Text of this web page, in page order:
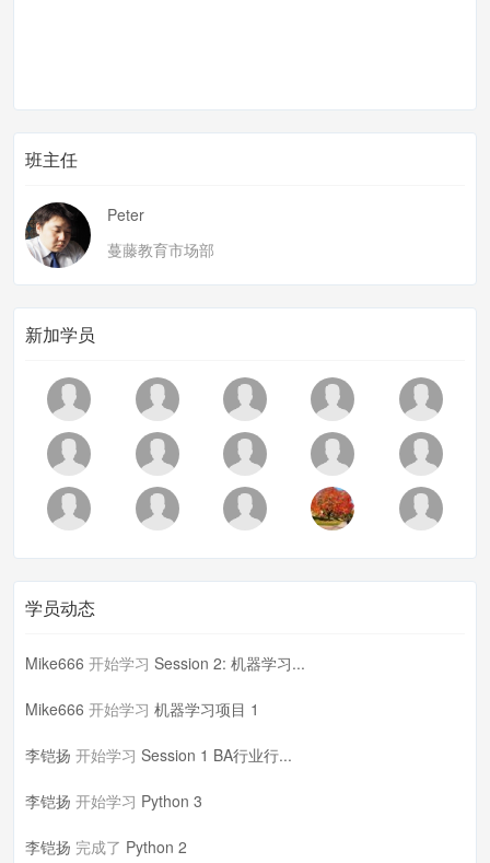
班主任
Peter
蔓藤教育市场部
新加学员
学员动态
Mike666 开始学习 Session 2: 机器学习...
Mike666 开始学习 机器学习项目 1
李铠扬 开始学习 Session 1 BA行业行...
李铠扬 开始学习 Python 3
李铠扬 完成了 Python 2